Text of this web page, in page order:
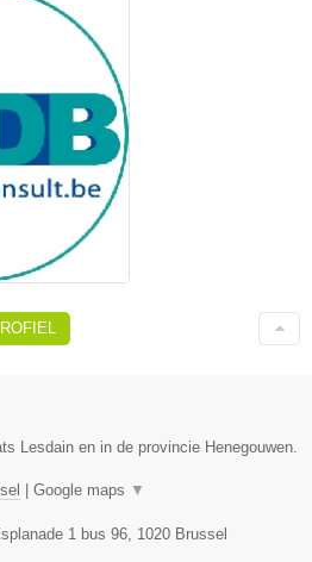
Lesdain en in de provincie Henegouwen.
| Google maps ▼
1 bus 96 1020 Brussel